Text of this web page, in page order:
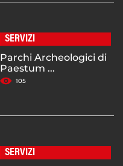
SERVIZI
Parchi Archeologici di
Paestum ...
105
SERVIZI